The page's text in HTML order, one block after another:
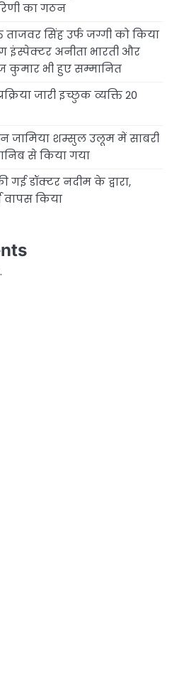
का गठन
सिंह उर्फ जग्गी को किया
इंस्पेक्टर अनीता भारती और
कुमार भी हुए सम्मानित
जारी इच्छुक व्यक्ति 20
जामिया शम्सुल उलूम में साबरी
से किया गया
डॉक्टर नदीम के द्वारा,
वापस किया